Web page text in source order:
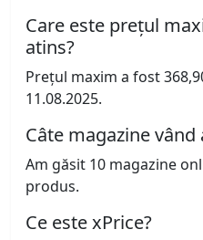
Care este prețul
atins?
Prețul maxim a fost
11.08.2025.
Câte magazine
Am găsit 10 magazine
produs.
Ce este xPrice?